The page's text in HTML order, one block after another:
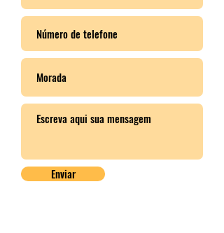
Enviar